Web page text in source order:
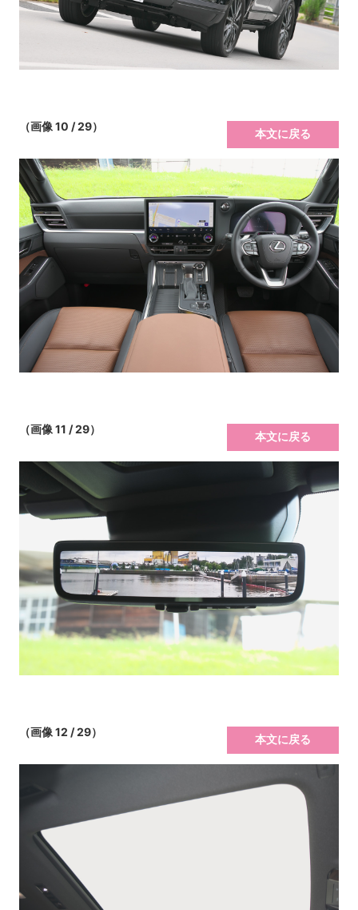
（画像 10 / 29）
本文に戻る
（画像 11 / 29）
本文に戻る
（画像 12 / 29）
本文に戻る